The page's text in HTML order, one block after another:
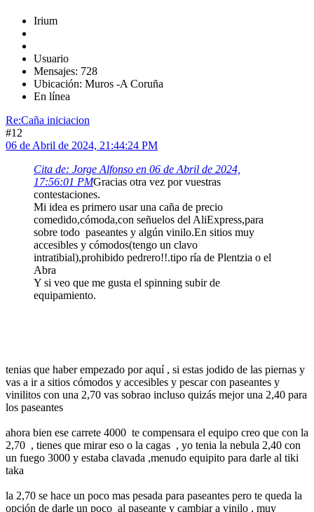
Irium
Usuario
Mensajes: 728
Ubicación: Muros -A Coruña
En línea
Re:Caña iniciacion
#12
06 de Abril de 2024, 21:44:24 PM
Cita de: Jorge Alfonso en 06 de Abril de 2024,
17:56:01 PMGracias otra vez por vuestras
contestaciones.
Mi idea es primero usar una caña de precio
comedido,cómoda,con señuelos del AliExpress,para
sobre todo paseantes y algún vinilo.En sitios muy
accesibles y cómodos(tengo un clavo
intratibial),prohibido pedrero!!.tipo ría de Plentzia o el
Abra
Y si veo que me gusta el spinning subir de
equipamiento.
tenias que haber empezado por aquí , si estas jodido de las piernas y
vas a ir a sitios cómodos y accesibles y pescar con paseantes y
vinilitos con una 2,70 vas sobrao incluso quizás mejor una 2,40 para
los paseantes
ahora bien ese carrete 4000 te compensara el equipo creo que con la
2,70 , tienes que mirar eso o la cagas , yo tenia la nebula 2,40 con
un fuego 3000 y estaba clavada ,menudo equipito para darle al tiki
taka
la 2,70 se hace un poco mas pesada para paseantes pero te queda la
opción de darle un poco al paseante y cambiar a vinilo , muy